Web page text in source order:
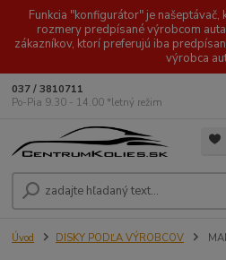
Funkcia "konfigurátor" je
rozmery predpísané výrobcom
zákazníkov, ktorí preferujú iba
výrobca
037 / 3810711
Po-Pia 9.30 - 14.00 *letný režim
Úvod DISKY PODĽA VÝROBCOV